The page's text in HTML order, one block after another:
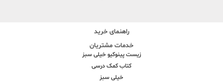
راهنمای خرید
خدمات مشتریان
زیست پینوکیو خیلی سبز
کتاب کمک درسی
خیلی سبز